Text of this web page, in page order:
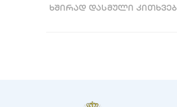
ᲮᲨᲘᲠᲐᲓ ᲓᲐᲡᲛᲣᲚᲘ